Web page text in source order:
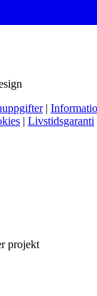
|
| Livstidsgaranti
projekt